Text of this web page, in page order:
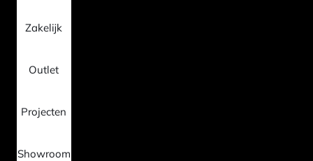
Zakelijk
Outlet
Projecten
Showroom